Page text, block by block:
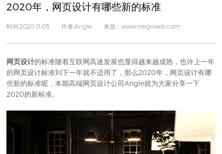
2020年，网页设计有哪些新的标准
时间:2020-11-05 作者:Angle 来源：www.niegoweb.com
网页设计的标准随着互联网高速发展也显得越来越成熟，也许上一年
的网页设计标准到下一年就不适用了，那么2020年，网页设计有哪
些新的标准呢，本期高端网页设计公司Angle就为大家分享一下
2020的新标准。